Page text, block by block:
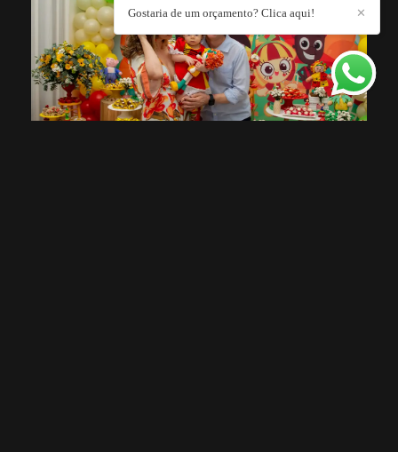
✕
Gostaria de um orçamento? Clica aqui!